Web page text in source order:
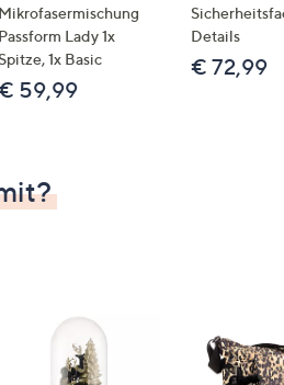
Mikrofasermischung
Passform Lady 1x
1x Basic
59,99
Details
€ 72,99